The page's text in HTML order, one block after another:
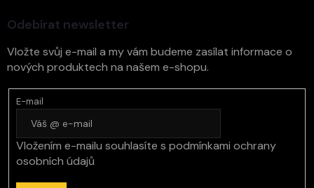
Odebírat newsletter
Vložte svůj e-mail a my vám budeme zasílat informace o
nových produktech na našem e-shopu.
E-mail
Vložením e-mailu souhlasíte s podmínkami ochrany
osobních údajů